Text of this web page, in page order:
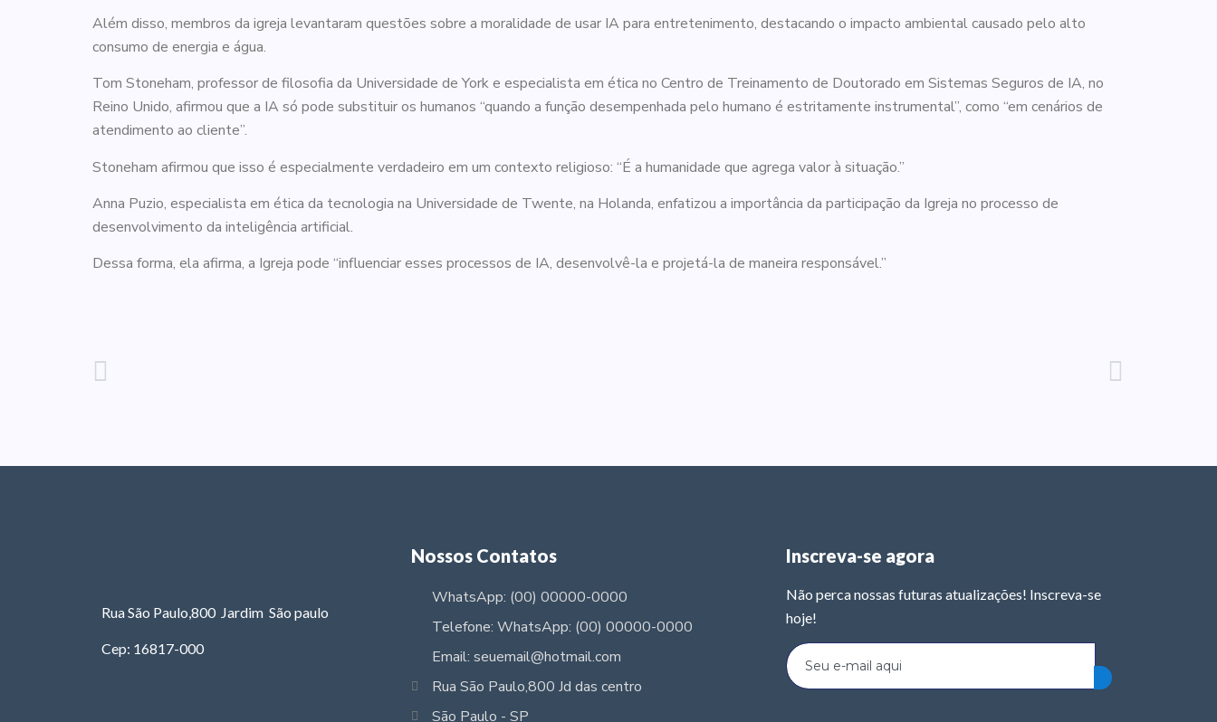
Além disso, membros da igreja levantaram questões sobre a moralidade de usar IA para entretenimento, destacando o impacto ambiental causado pelo alto
consumo de energia e água.
Tom Stoneham, professor de filosofia da Universidade de York e especialista em ética no Centro de Treinamento de Doutorado em Sistemas Seguros de IA, no
Reino Unido, afirmou que a IA só pode substituir os humanos “quando a função desempenhada pelo humano é estritamente instrumental”, como “em cenários de
atendimento ao cliente”.
Stoneham afirmou que isso é especialmente verdadeiro em um contexto religioso: “É a humanidade que agrega valor à situação.”
Anna Puzio, especialista em ética da tecnologia na Universidade de Twente, na Holanda, enfatizou a importância da participação da Igreja no processo de
desenvolvimento da inteligência artificial.
Dessa forma, ela afirma, a Igreja pode “influenciar esses processos de IA, desenvolvê-la e projetá-la de maneira responsável.”
Rua São Paulo,800 Jardim São paulo
Cep: 16817-000
Nossos Contatos
WhatsApp: (00) 00000-0000
Telefone: WhatsApp: (00) 00000-0000
Email: seuemail@hotmail.com
Rua São Paulo,800 Jd das centro
São Paulo - SP
Inscreva-se agora
Não perca nossas futuras atualizações! Inscreva-se
hoje!